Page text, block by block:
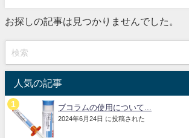
お探しの記事は見つかりませんでした。
人気の記事
ブコラムの使用について...
2024年6月24日 に投稿された